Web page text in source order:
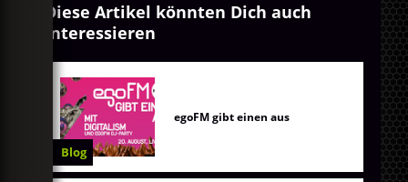
Diese Artikel könnten Dich auch
interessieren
Blog
egoFM gibt einen aus